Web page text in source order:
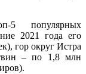
5 популярных
2021 года его
гор округ Истра
– по 1,8 млн